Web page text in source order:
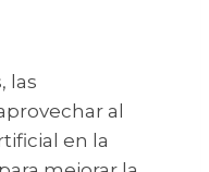
las
al
en la